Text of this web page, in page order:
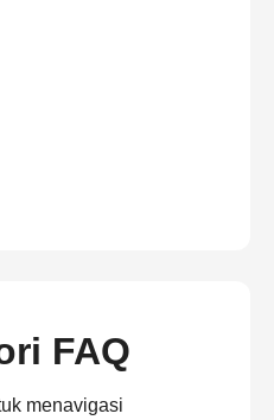
FAQ
menavigasi